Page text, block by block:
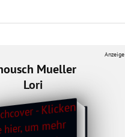
Anzeige
Mueller
Lori